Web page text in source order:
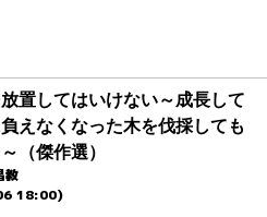
置してはいけない～成長して
えなくなった木を伐採しても
（傑作選）
教
18:00)